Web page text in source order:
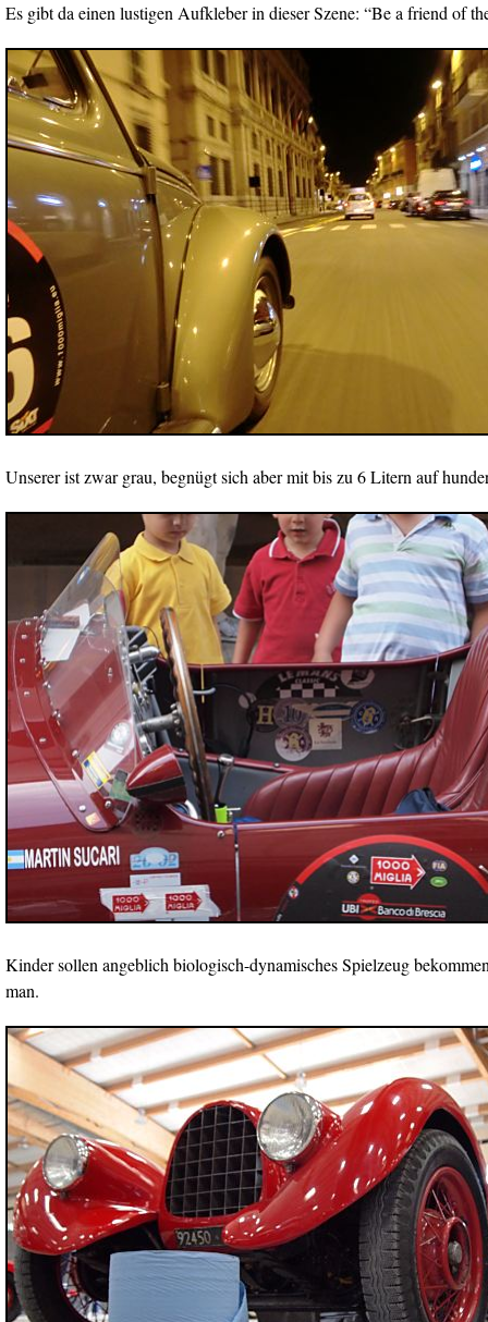
Es gibt da einen lustigen Aufkleber in dieser Szene: “Be a friend of
Unserer ist zwar grau, begnügt sich aber mit bis zu 6 Litern auf
Kinder sollen angeblich biologisch-dynamisches Spielzeug
man.